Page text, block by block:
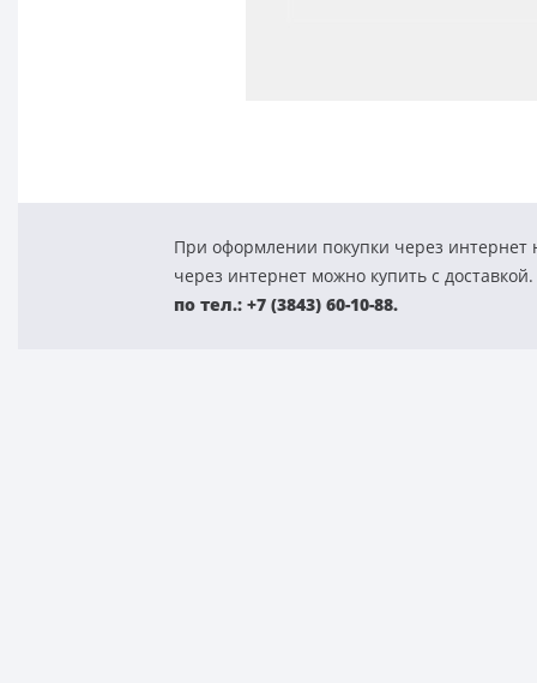
При оформлении покупки через интернет
через интернет можно купить с
по тел.: +7 (3843) 60-10-88.